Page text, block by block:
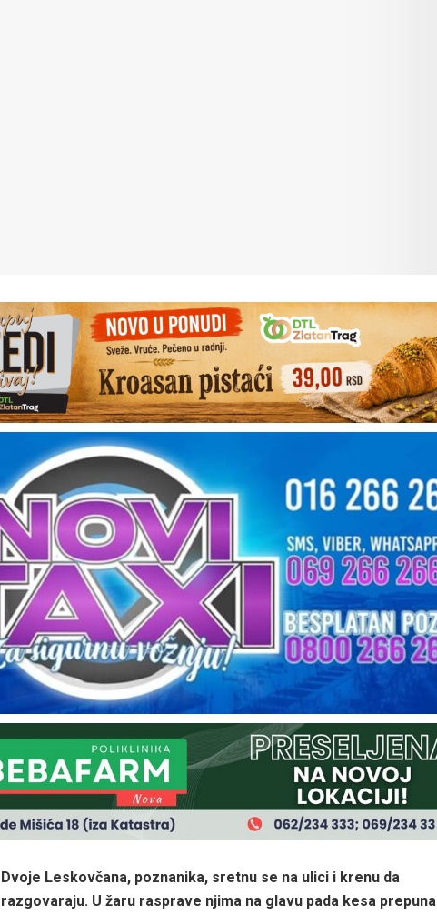
Dvoje Leskovčana, poznanika, sretnu se na ulici i krenu da
razgovaraju. U žaru rasprave njima na glavu pada kesa prepuna